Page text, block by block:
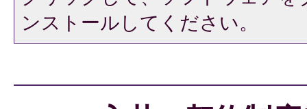
ンストールしてください。